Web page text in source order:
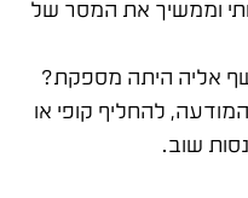
וממשיך את המסר של
אליה היתה מספקת?
להחליף קופי או
שוב.